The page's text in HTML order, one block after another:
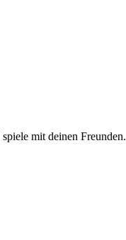
mit deinen Freunden.